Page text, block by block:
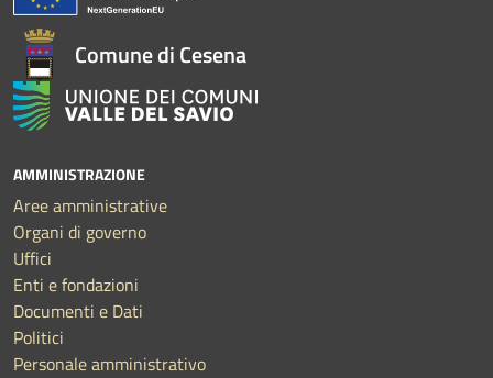
Comune di Cesena
AMMINISTRAZIONE
Aree amministrative
Organi di governo
Uffici
Enti e fondazioni
Documenti e Dati
Politici
Personale amministrativo